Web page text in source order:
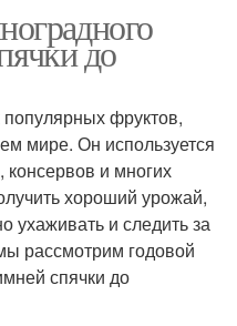
до
фруктов,
мире. Он используется
консервов и многих
хороший урожай,
ухаживать и следить за
рассмотрим годовой
спячки до